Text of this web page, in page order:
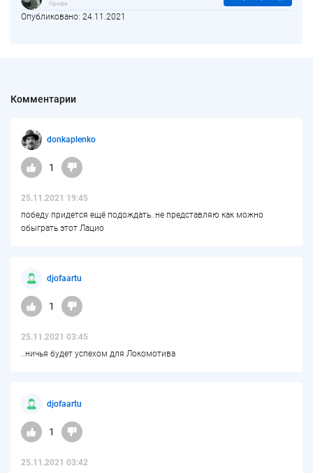
Профи
Опубликовано: 24.11.2021
Комментарии
donkaplenko
1
25.11.2021 19:45
победу придется ещё подождать..не представляю как можно
обыграть этот Лацио
djofaartu
1
25.11.2021 03:45
..ничья будет успехом для Локомотива
djofaartu
1
25.11.2021 03:42